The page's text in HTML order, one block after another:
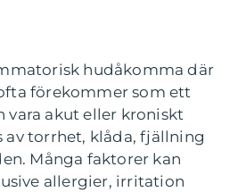
hudåkomma där
förekommer som ett
vara akut eller kroniskt
av torrhet, klåda, fjällning
Många faktorer kan
allergier, irritation